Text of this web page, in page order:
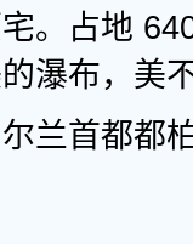
。占地
瀑布，美
兰首都都